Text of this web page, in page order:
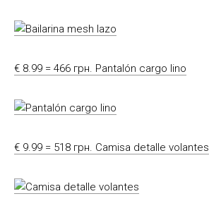
€ 8.99 = 466 грн. Pantalón cargo lino
€ 9.99 = 518 грн. Camisa detalle volantes